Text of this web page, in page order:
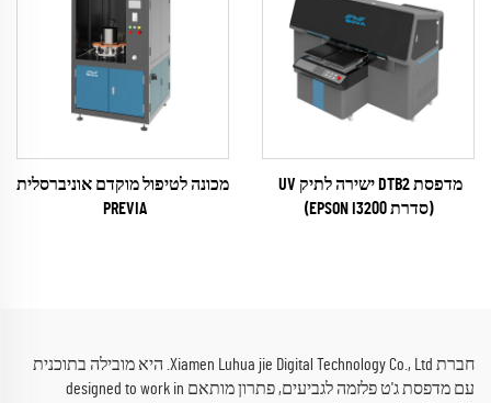
מדפסת DTB2 ישירה לתיק UV
(סדרת EPSON I3200)
מכונה לטיפול מוקדם אוניברסלית
PREVIA
חברת Xiamen Luhua jie Digital Technology Co., Ltd. היא מובילה בתוכנית
עם מדפסת ג'ט פלזמה לגביעים, פתרון מותאם designed to work in